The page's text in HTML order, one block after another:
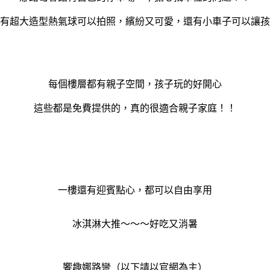
超大造型熱氣球可以拍照，繽紛又可愛，還有小車子可以讓
每個樓層都有親子空間，孩子玩的好開心
這些都是免費提供的，真的很適合親子家庭！！
一樓還有迎賓點心，都可以自由享用
冰淇淋大推～～～好吃又消暑
饗趣娜路彎（以下請以官網為主）